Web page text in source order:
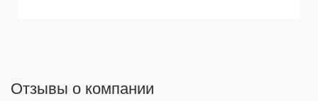
Отзывы о компании